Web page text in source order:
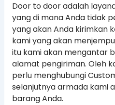
Door to door adalah
yang di mana Anda tidak
yang akan Anda kirimkan
kami yang akan
itu kami akan mengantar
alamat pengiriman. Oleh
perlu menghubungi
selanjutnya armada kami
barang Anda.